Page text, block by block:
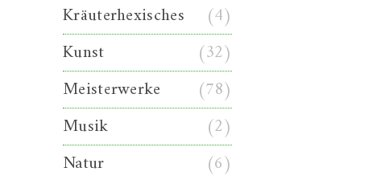
Kräuterhexisches
(4)
Kunst
(32)
Meisterwerke
(78)
Musik
(2)
Natur
(6)